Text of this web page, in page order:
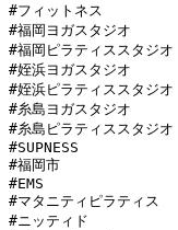
#フィットネス
#福岡ヨガスタジオ
#福岡ピラティススタジオ
#姪浜ヨガスタジオ
#姪浜ピラティススタジオ
#糸島ヨガスタジオ
#糸島ピラティススタジオ
#SUPNESS
#福岡市
#EMS
#マタニティピラティス
#ニッティド